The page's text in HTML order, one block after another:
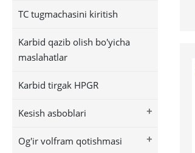
TC tugmachasini kiritish
Karbid qazib olish bo'yicha
maslahatlar
Karbid tirgak HPGR
+
Kesish asboblari
+
Og'ir volfram qotishmasi